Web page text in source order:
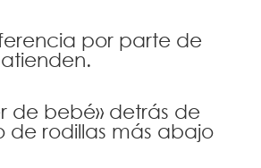
por parte de
de bebé» detrás de
de rodillas más abajo